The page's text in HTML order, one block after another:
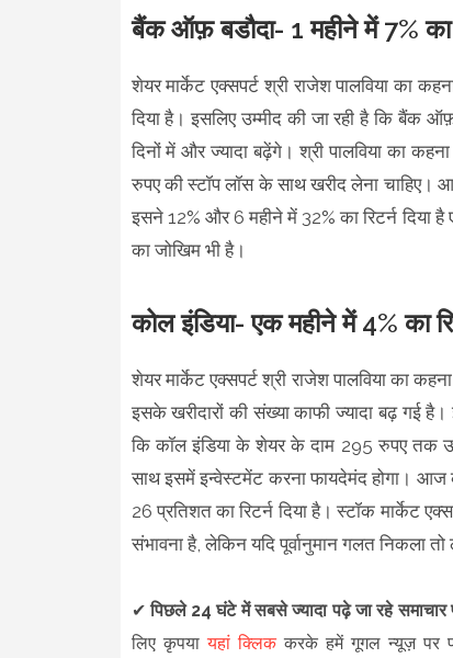
बैंक ऑफ़ बडौदा- 1 महीने में 7% का
शेयर मार्केट एक्सपर्ट श्री राजेश पालविया का
दिया है। इसलिए उम्मीद की जा रही है कि बैंक
दिनों में और ज्यादा बढ़ेंगे। श्री पालविया का
रुपए की स्टॉप लॉस के साथ खरीद लेना चाहिए।
इसने 12% और 6 महीने में 32% का रिटर्न दिया
का जोखिम भी है।
कोल इंडिया- एक महीने में 4% का
शेयर मार्केट एक्सपर्ट श्री राजेश पालविया का
इसके खरीदारों की संख्या काफी ज्यादा बढ़ गई
कि कॉल इंडिया के शेयर के दाम 295 रुपए तक
साथ इसमें इन्वेस्टमेंट करना फायदेमंद होगा। आज
26 प्रतिशत का रिटर्न दिया है। स्टॉक मार्केट
संभावना है, लेकिन यदि पूर्वानुमान गलत निकला
✔ पिछले 24 घंटे में सबसे ज्यादा पढ़े जा रहे
लिए कृपयायहां क्लिककरके हमें गूगल न्यूज़ पर